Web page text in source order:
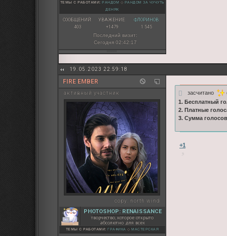
ТЕМЫ С РАБОТАМИ: РАНДОМ ◇ РАНДОМ ЗА ЧУЧУТЬ
ДЕНЯК
СООБЩЕНИЙ:
403
УВАЖЕНИЕ:
+1479
ФЛОРИНОВ:
1 545
Последний визит:
Сегодня 02:42:17
19.05.2023 22:59:18
FIRE EMBER
активный участник
copy: north wind
PHOTOSHOP: RENAISSANCE
творчество, которое открыто
абсолютно для всех
ТЕМЫ С РАБОТАМИ:ГРАФИКА ◇МАСТЕРСКАЯ
засчитано
1. Бесплатный
2. Платные
3. Сумма
+1